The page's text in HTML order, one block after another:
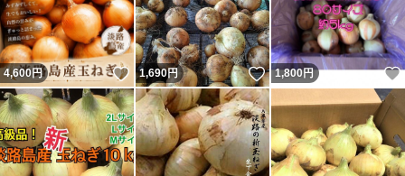
4,600円 いいね！
1,690円 いいね！
1,800円